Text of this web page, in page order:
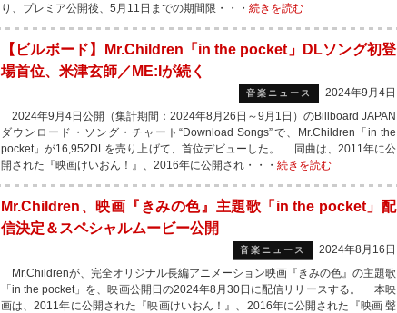
り、プレミア公開後、5月11日までの期間限・・・ 続きを読む
【ビルボード】Mr.Children「in the pocket」DLソング初登
場首位、米津玄師／ME:Iが続く
音楽ニュース
2024年9月4日
2024年9月4日公開（集計期間：2024年8月26日～9月1日）のBillboard JAPAN
ダウンロード・ソング・チャート“Download Songs”で、Mr.Children「in the
pocket」が16,952DLを売り上げて、首位デビューした。 同曲は、2011年に公
開された『映画けいおん！』、2016年に公開され・・・ 続きを読む
Mr.Children、映画『きみの色』主題歌「in the pocket」配
信決定＆スペシャルムービー公開
音楽ニュース
2024年8月16日
Mr.Childrenが、完全オリジナル長編アニメーション映画『きみの色』の主題歌
「in the pocket」を、映画公開日の2024年8月30日に配信リリースする。 本映
画は、2011年に公開された『映画けいおん！』、2016年に公開された『映画 聲